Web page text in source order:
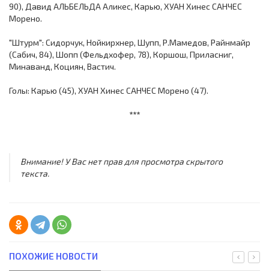
90), Давид AЛЬБЕЛЬДА Aликес, Карью, ХУАН Хинес САНЧЕС
Морено.
"Штурм": Сидорчук, Нойкирхнер, Шупп, Р.Мамедов, Райнмайр
(Сабич, 84), Шопп (Фельдхофер, 78), Коршош, Приласниг,
Минаванд, Коциян, Вастич.
Голы: Карью (45), ХУАН Хинес САНЧЕС Морено (47).
***
Внимание! У Вас нет прав для просмотра скрытого
текста.
ПОХОЖИЕ НОВОСТИ